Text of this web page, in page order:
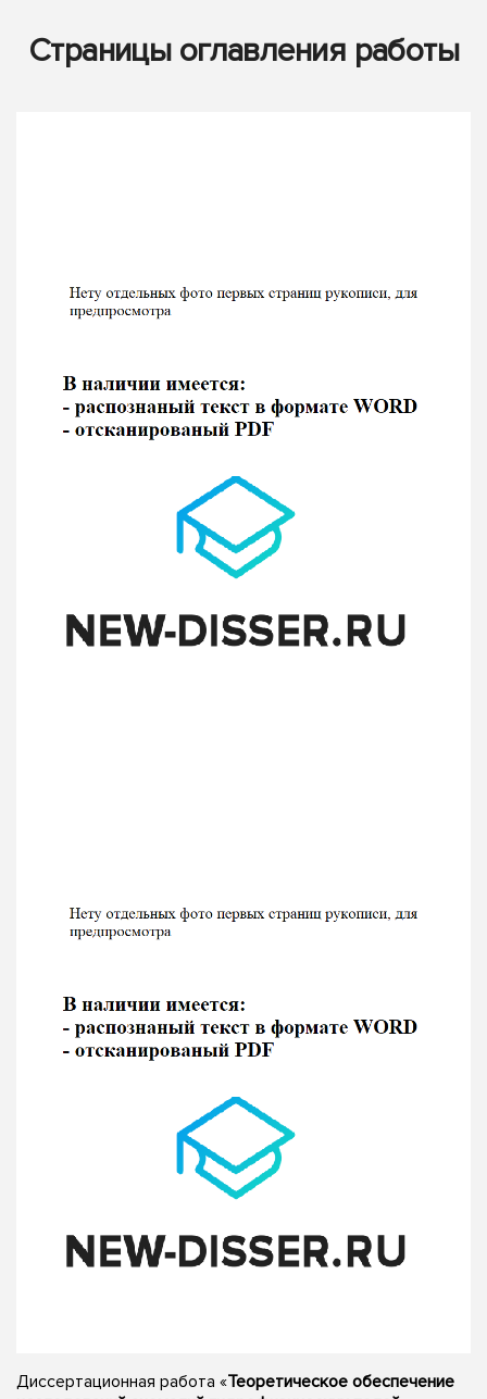
Страницы оглавления работы
Диссертационная работа «Теоретическое обеспечение